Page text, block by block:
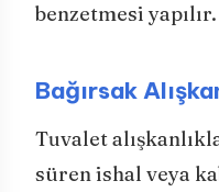
benzetmesi
Bağırsak
Tuvalet
süren ishal veya